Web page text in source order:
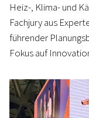
Heiz‑, Klima‑ und
Fachjury aus
führender
Fokus auf